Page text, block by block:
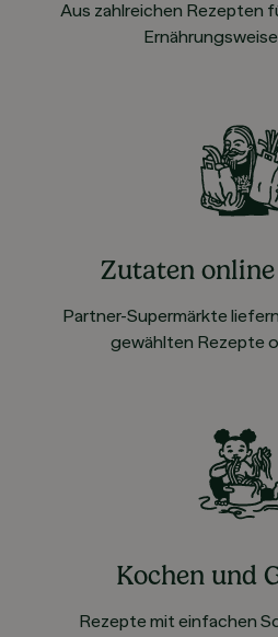
Aus zahlreichen Rezepten
Zutaten
Partner-Supermärkte
gewählten Rezepte
Kochen und
Rezepte mit einfachen